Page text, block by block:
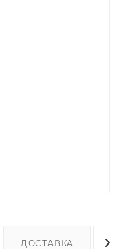
ДОСТАВКА